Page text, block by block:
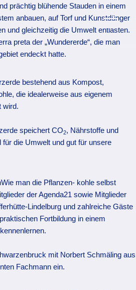
prächtig blühende Stauden in einem
anbauen, auf Torf und Kunstdünger
und gleichzeitig die Umwelt entlasten.
preta der „Wundererde“, die man
endeckt hatte.
bestehend aus Kompost,
die idealerweise aus eigenem
wird.
speichert CO2, Nährstoffe und
die Umwelt und gut für unsere
Wie man die Pflanzen- kohle selbst
der Agenda21 sowie Mitglieder
Lindelburg und zahlreiche Gäste
Fortbildung in einem
mit Norbert Schmäling aus
Fachmann ein.